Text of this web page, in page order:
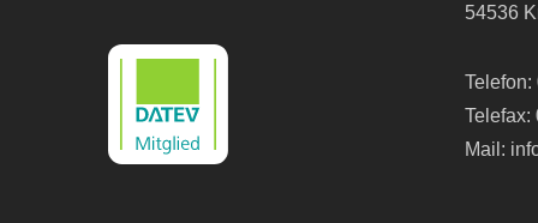
54536
Telefon:
Telefax:
Mail: